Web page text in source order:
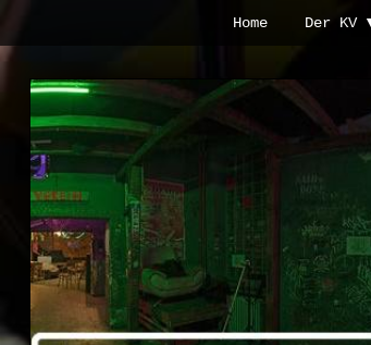
Hauptnavigation
Inhalt
Kunstverein
Hintere
Cramergasse
Home Der KV